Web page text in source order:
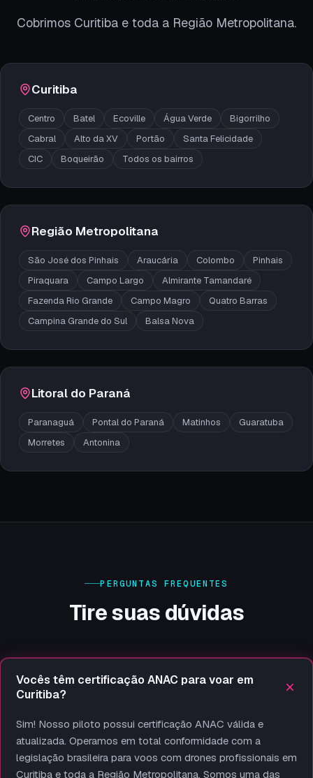
Cobrimos Curitiba e toda a Região Metropolitana.
Curitiba
Centro Batel Ecoville Água Verde
Bigorrilho
Cabral
Alto da XV Portão
Santa Felicidade
CIC
Boqueirão Todos os bairros
Região Metropolitana
São José dos Pinhais Araucária Colombo
Pinhais
Piraquara
Campo Largo
Almirante Tamandaré
Fazenda Rio Grande
Campo Magro
Quatro Barras
Campina Grande do Sul
Balsa Nova
Litoral do Paraná
Paranaguá Pontal do Paraná Matinhos
Guaratuba
Morretes
Antonina
PERGUNTAS FREQUENTES
Tire suas dúvidas
Vocês têm certificação ANAC para voar em
Curitiba?
Sim! Nosso piloto possui certificação ANAC válida e
atualizada. Operamos em total conformidade com a
legislação brasileira para voos com drones profissionais em
Curitiba e toda a Região Metropolitana. Somos uma das